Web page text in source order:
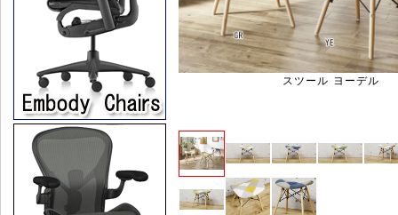
スツール ヨーデル